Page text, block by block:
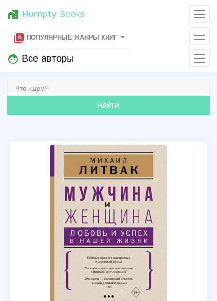
home_work Humpty Books
type_specimen ПОПУЛЯРНЫЕ ЖАНРЫ КНИГ
face Все авторы
НАЙТИ